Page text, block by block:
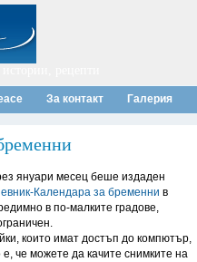
За контакт Галерия
януари месец беше издаден
Календара за бременни в
в по-малките градове,
които имат достъп до компютър,
че можете да качите снимките на